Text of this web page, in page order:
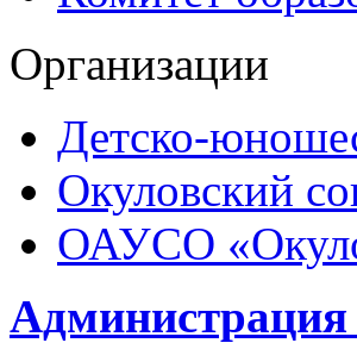
Организации
Детско-
Окуловский
ОАУСО
Администрация